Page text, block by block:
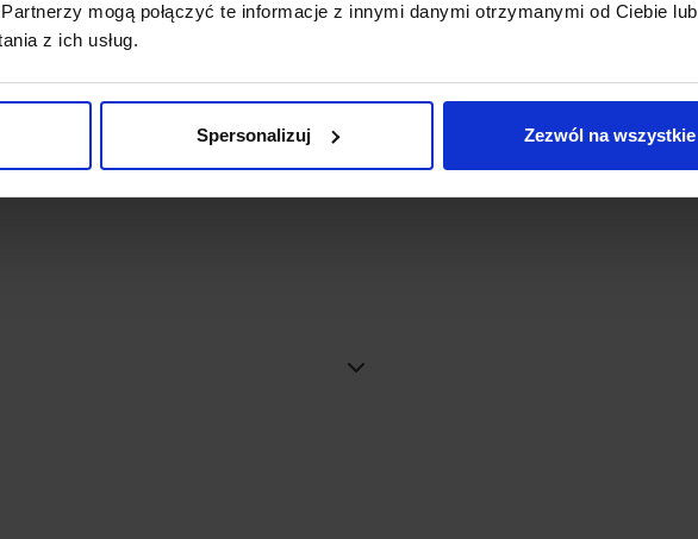
mogą połączyć te informacje z innymi danymi otrzymanymi od Ciebie lub
z ich usług.
Spersonalizuj Zezwól na wszystkie